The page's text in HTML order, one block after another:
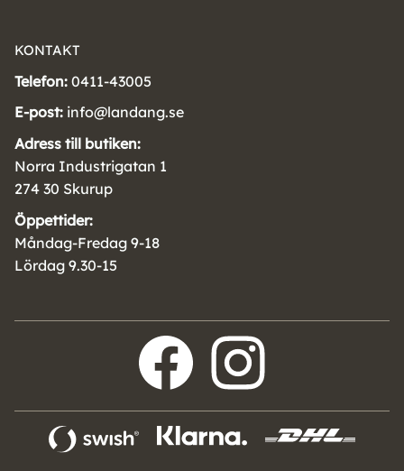
KONTAKT
Telefon: 0411-43005
E-post: info@landang.se
Adress till butiken:
Norra Industrigatan 1
274 30 Skurup
Öppettider:
Måndag-Fredag 9-18
Lördag 9.30-15